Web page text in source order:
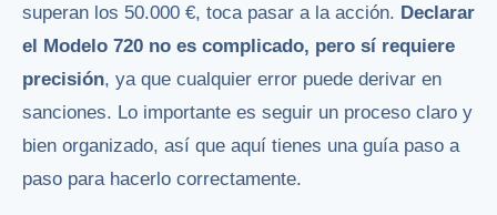
superan los 50.000 €, toca pasar a la acción. Declarar
el Modelo 720 no es complicado, pero sí requiere
precisión, ya que cualquier error puede derivar en
sanciones. Lo importante es seguir un proceso claro y
bien organizado, así que aquí tienes una guía paso a
paso para hacerlo correctamente.